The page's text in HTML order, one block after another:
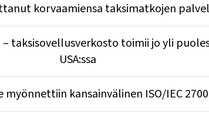
korvaamiensa taksimatkojen
taksisovellusverkosto toimii jo yli
USA:ssa
myönnettiin kansainvälinen ISO/IEC